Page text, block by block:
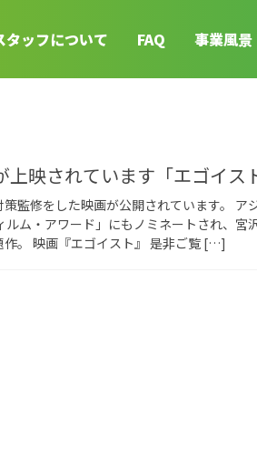
タッフについて FAQ 事業風景
映されています「エゴイス
監修をした映画が公開されています。 ア
ルム・アワード」にもノミネートされ、宮
作。 映画『エゴイスト』 是非ご覧 […]